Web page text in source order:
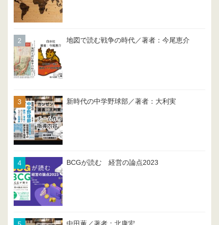
地図で読む戦争の時代／著者：今尾恵介
新時代の中学野球部／著者：大利実
BCGが読む 経営の論点2023